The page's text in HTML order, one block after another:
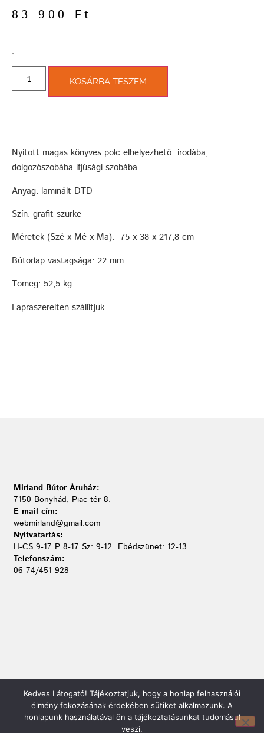
83 900 Ft
­.
KOSÁRBA TESZEM
Nyitott magas könyves polc elhelyezhető irodába,
dolgozószobába ifjúsági szobába.
Anyag: laminált DTD
Szín: grafit szürke
Méretek (Szé x Mé x Ma): 75 x 38 x 217,8 cm
Bútorlap vastagsága: 22 mm
Tömeg: 52,5 kg
Lapraszerelten szállítjuk.
Mirland Lakberendezési Áruház:
Mirland Bútor Áruház:
7150 Bonyhád, Piac tér 8.
E-mail cím:
webmirland@gmail.com
Nyitvatartás:
H-CS 9-17 P 8-17 Sz: 9-12 Ebédszünet: 12-13
Telefonszám:
06 74/451-928
Kedves Látogató! Tájékoztatjuk, hogy a honlap felhasználói
élmény fokozásának érdekében sütiket alkalmazunk. A
honlapunk használatával ön a tájékoztatásunkat tudomásul
veszi.